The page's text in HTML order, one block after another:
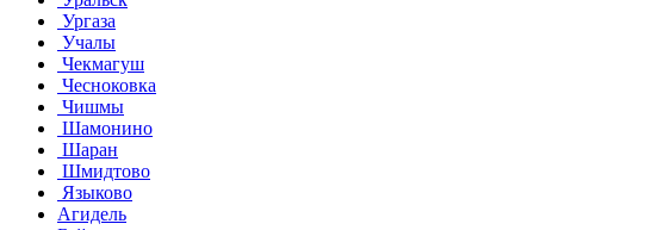
Ургаза
Учалы
Чекмагуш
Чесноковка
Чишмы
Шамонино
Шаран
Шмидтово
Языково
Агидель